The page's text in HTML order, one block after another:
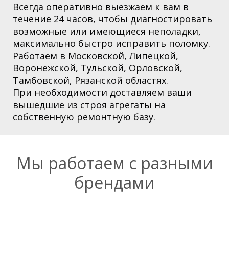
Всегда оперативно выезжаем к вам в
течение 24 часов, чтобы диагностировать
возможные или имеющиеся неполадки,
максимально быстро исправить поломку.
Работаем в Московской,Липецкой,
Воронежской, Тульской, Орловской,
Тамбовской, Рязанской областях.
При необходимости доставляем ваши
вышедшие из строя агрегаты на
собственную ремонтную базу.
Мы работаем с разными
брендами